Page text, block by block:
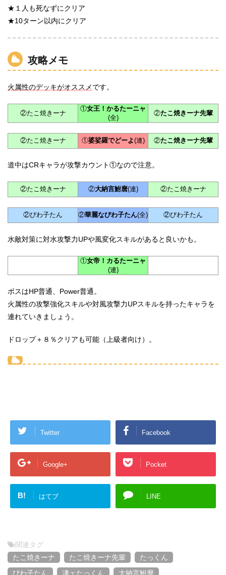
★１人も死なずにクリア
★10ターン以内にクリア
攻略メモ
火属性のデッキがオススメです。
②たこ焼きーナ
①女王！かるたーニャ
(全)
②たこ焼きーナ先輩
②たこ焼きーナ ①婆娑羅でどーよ(連) ②たこ焼きーナ先輩
道中はCRキャラが攻撃カウント①なので注意。
②たこ焼きーナ ②大納言鮒麿(連) ②たこ焼きーナ
②びわ子たん ②華麗なびわ子たん(全) ②びわ子たん
水敵対策に対水攻撃力UPや風変化スキルがあると良いかも。
①女帝！カるたーニャ
(連)
ボスはHP普通、Power普通。
火属性の攻撃強化スキルや対風攻撃力UPスキルを持ったキャラを
連れていきましょう。
ドロップ＋８％クリアも可能（上級者向け）。
Twitter Facebook
Google+ Pocket
B! はてブ LINE
関連タグ
たこ焼きーナ
たこ焼きーナ先輩
たっくん
びわ子たん
凄ェたっくん 大納言鮒麿